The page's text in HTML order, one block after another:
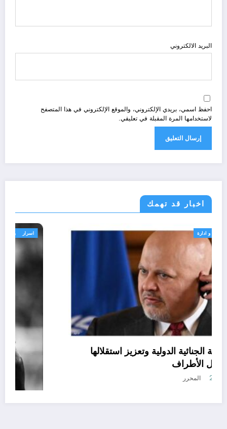
البريد الالكتروني
احفظ اسمي، بريدي الإلكتروني، والموقع الإلكتروني في هذا المتصفح
لاستخدامها المرة المقبلة في تعليقي.
اخبار قد تهمك
الحدث قانون تشريع و ادارة
حماية المحكمة الجنائية الدولية وتعزيز استقلالها
مسؤولية الدول الأطراف
أغسطس 6, 2026